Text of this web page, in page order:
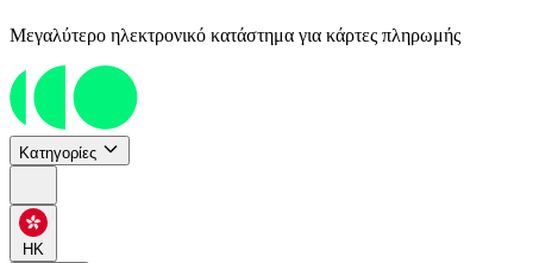
Μεγαλύτερο ηλεκτρονικό κατάστημα για κάρτες πληρωμής
Κατηγορίες
HK